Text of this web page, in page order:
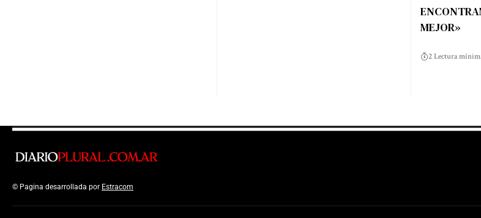
MEJOR»
2 Lectura
© Pagina desarrollada por Estracom